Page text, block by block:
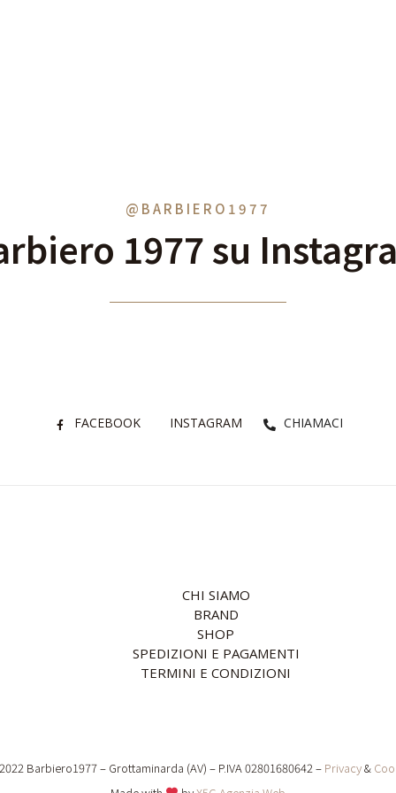
@BARBIERO1977
1977 su
FACEBOOK INSTAGRAM CHIAMACI
CHI SIAMO
BRAND
SHOP
SPEDIZIONI E PAGAMENTI
TERMINI E CONDIZIONI
Barbiero1977 – Grottaminarda (AV) – P.IVA 02801680642 – Privacy&